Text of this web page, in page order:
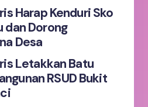
Harap Kenduri Sko
dan Dorong
Desa
Letakkan Batu
RSUD Bukit